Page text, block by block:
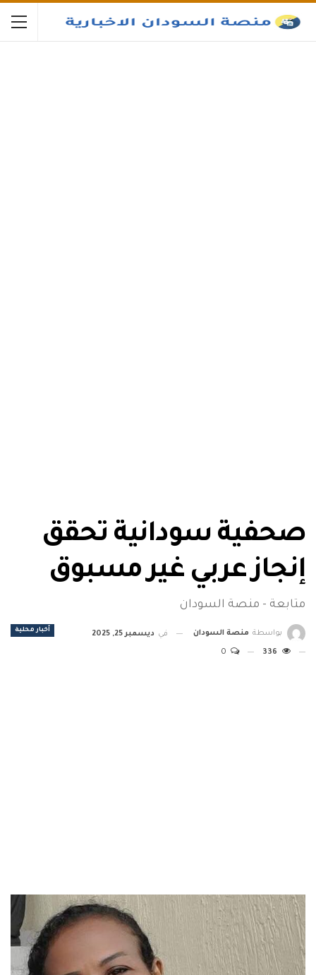
صحفية سودانية تحقق
إنجاز عربي غير مسبوق
متابعة - منصة السودان
أخبار محلية بواسطة منصة السودان في ديسمبر 25, 2025
336